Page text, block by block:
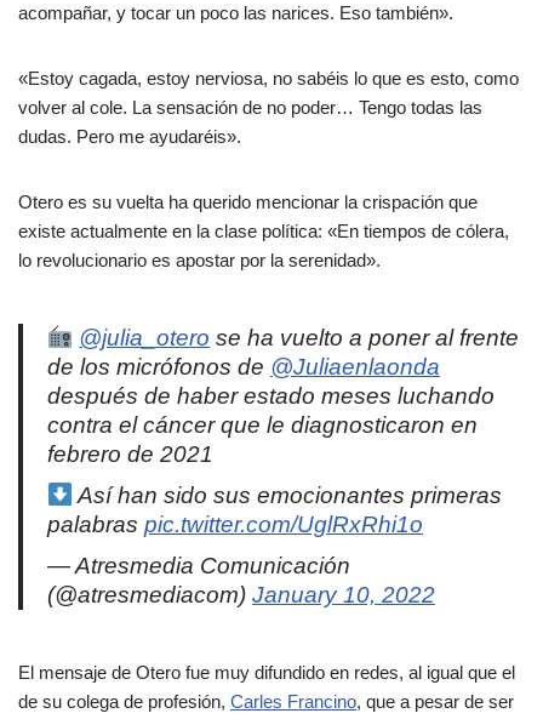
acompañar, y tocar un poco las narices. Eso también».
«Estoy cagada, estoy nerviosa, no sabéis lo que es esto, como
volver al cole. La sensación de no poder… Tengo todas las
dudas. Pero me ayudaréis».
Otero es su vuelta ha querido mencionar la crispación que
existe actualmente en la clase política: «En tiempos de cólera,
lo revolucionario es apostar por la serenidad».
@julia_otero se ha vuelto a poner al frente
de los micrófonos de @Juliaenlaonda
después de haber estado meses luchando
contra el cáncer que le diagnosticaron en
febrero de 2021
Así han sido sus emocionantes primeras
palabras pic.twitter.com/UglRxRhi1o
— Atresmedia Comunicación
(@atresmediacom) January 10, 2022
El mensaje de Otero fue muy difundido en redes, al igual que el
de su colega de profesión, Carles Francino, que a pesar de ser